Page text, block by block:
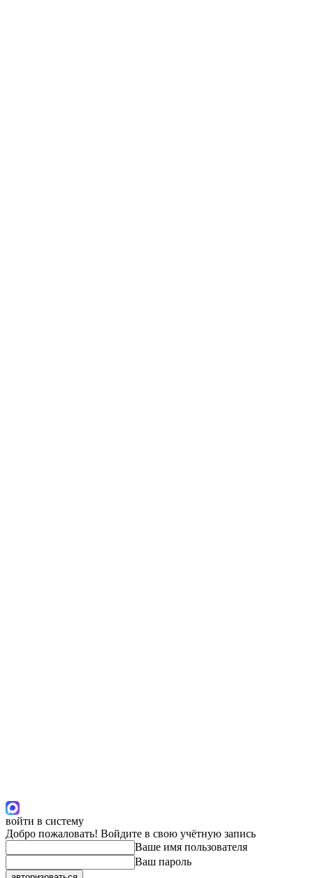
войти в систему
Добро пожаловать! Войдите в свою учётную запись
Ваше имя пользователя
Ваш пароль